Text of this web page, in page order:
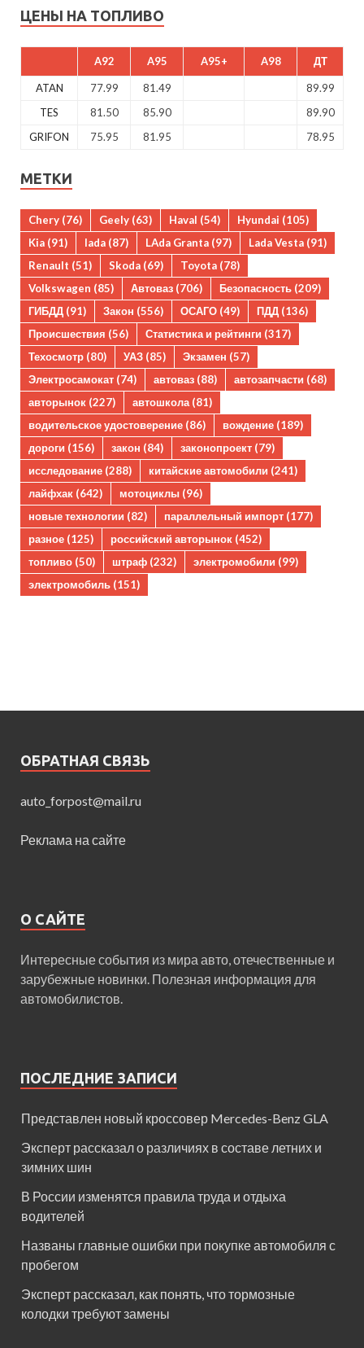
ЦЕНЫ НА ТОПЛИВО
A92 A95 A95+ A98 ДТ
ATAN 77.99 81.49
89.99
TES
81.50 85.90
89.90
GRIFON
75.95 81.95 78.95
МЕТКИ
Chery (76) Geely (63) Haval (54) Hyundai (105)
Kia (91) lada (87) LAda Granta (97) Lada Vesta (91)
Renault (51) Skoda (69) Toyota (78)
Volkswagen (85) Автоваз (706) Безопасность (209)
ГИБДД (91) Закон (556) ОСАГО (49) ПДД (136)
Происшествия (56) Статистика и рейтинги (317)
Техосмотр (80) УАЗ (85) Экзамен (57)
Электросамокат (74) автоваз (88) автозапчасти (68)
авторынок (227) автошкола(81)
водительское удостоверение (86) вождение (189)
дороги (156) закон (84) законопроект (79)
исследование (288) китайские автомобили (241)
лайфхак (642) мотоциклы (96)
новые технологии (82) параллельный импорт (177)
разное (125) российский авторынок (452)
топливо (50) штраф (232) электромобили (99)
электромобиль (151)
ОБРАТНАЯ СВЯЗЬ
auto_forpost@mail.ru
Реклама на сайте
О САЙТЕ
Интересные события из мира авто, отечественные и
зарубежные новинки. Полезная информация для
автомобилистов.
ПОСЛЕДНИЕ ЗАПИСИ
Представлен новый кроссовер Mercedes-Benz GLA
Эксперт рассказал о различиях в составе летних и
зимних шин
В России изменятся правила труда и отдыха
водителей
Названы главные ошибки при покупке автомобиля с
пробегом
Эксперт рассказал, как понять, что тормозные
колодки требуют замены